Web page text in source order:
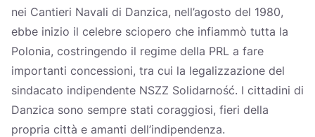
nei Cantieri Navali di Danzica, nell’agosto del 1980,
ebbe inizio il celebre sciopero che infiammò tutta la
Polonia, costringendo il regime della PRL a fare
importanti concessioni, tra cui la legalizzazione del
sindacato indipendente NSZZ Solidarność. I cittadini di
Danzica sono sempre stati coraggiosi, fieri della
propria città e amanti dell’indipendenza.